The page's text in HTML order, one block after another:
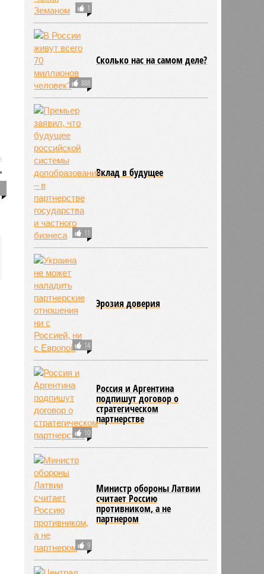
1
888
Сколько нас на самом деле?
11
Вклад в будущее
14
Эрозия доверия
10
Россия и Аргентина
подпишут договор о
стратегическом
партнерстве
9
Министр обороны Латвии
считает Россию
противником, а не
партнером